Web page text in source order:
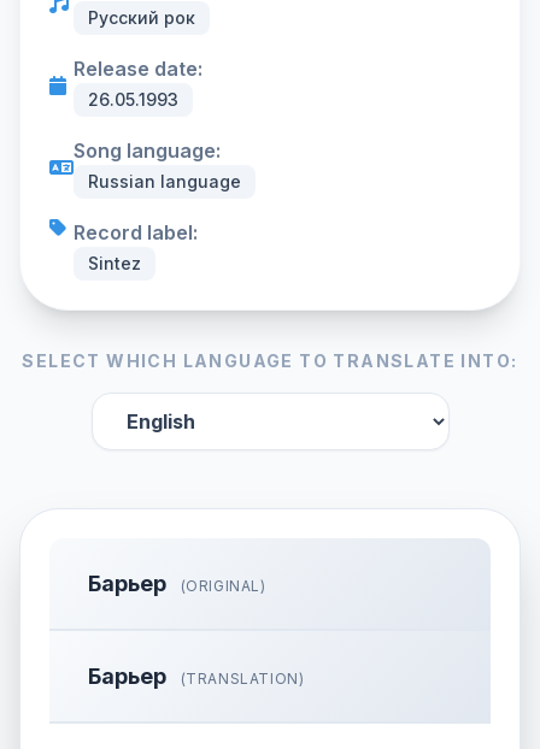
Русский рок
Release date:
26.05.1993
Song language:
Russian language
Record label:
Sintez
SELECT WHICH LANGUAGE TO TRANSLATE INTO:
Барьер (ORIGINAL)
Барьер (TRANSLATION)